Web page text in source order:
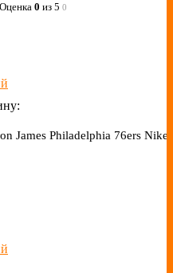
Оценка 0 из 5 0
James Philadelphia 76ers Nike